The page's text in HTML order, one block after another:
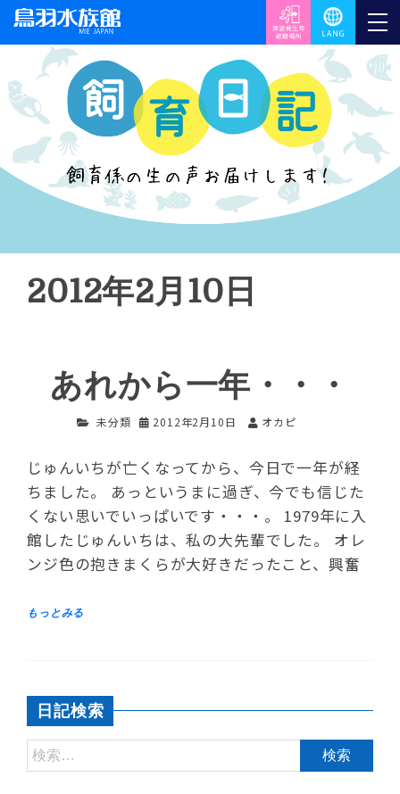
2012年2月10日
あれから一年・・・
未分類 2012年2月10日 オカピ
じゅんいちが亡くなってから、今日で一年が経
ちました。 あっというまに過ぎ、今でも信じた
くない思いでいっぱいです・・・。 1979年に入
館したじゅんいちは、私の大先輩でした。 オレ
ンジ色の抱きまくらが大好きだったこと、興奮
日記検索